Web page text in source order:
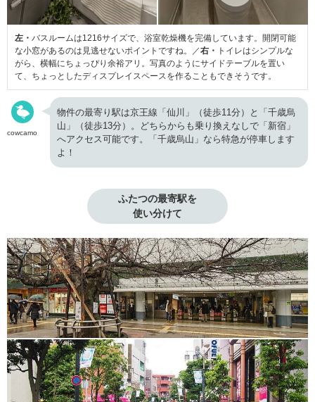
左・ バスルームは1216サイズで、浴室乾燥機を完備しています。開閉可能
な小窓があるのは見逃せないポイントですね。／右・ トイレはシンプルな
がら、横幅にちょっぴり余裕アリ。写真のようにサイドテーブルを置い
て、ちょっとしたディスプレイスペースを作ることもできそうです。
cowcamo
物件の最寄り駅は京王線「仙川」（徒歩11分）と「千歳烏
山」（徒歩13分）。どちらからも乗り換えなしで「新宿」
へアクセス可能です。「千歳烏山」なら特急が停車します
よ！
ふたつの最寄駅を
使い分けて